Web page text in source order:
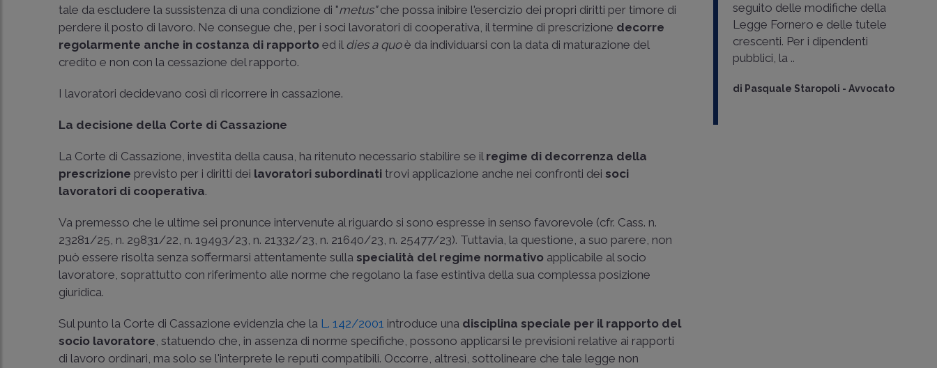
tale da escludere la sussistenza di una condizione di "metus"che possa inibire l'esercizio dei propri diritti per timore di
perdere il posto di lavoro. Ne consegue che, per i soci lavoratori di cooperativa, il termine di prescrizione decorre
regolarmente anche in costanza di rapporto ed il dies a quoè da individuarsi con la data di maturazione del
credito e non con la cessazione del rapporto.
I lavoratori decidevano così di ricorrere in cassazione.
La decisione della Corte di Cassazione
La Corte di Cassazione, investita della causa, ha ritenuto necessario stabilire se il regime di decorrenza della
prescrizione previsto per i diritti dei lavoratori subordinati trovi applicazione anche nei confronti dei soci
lavoratori di cooperativa.
Va premesso che le ultime sei pronunce intervenute al riguardo si sono espresse in senso favorevole (cfr. Cass. n.
23281/25, n. 29831/22, n. 19493/23, n. 21332/23, n. 21640/23, n. 25477/23). Tuttavia, la questione, a suo parere, non
può essere risolta senza soffermarsi attentamente sulla specialità del regime normativo applicabile al socio
lavoratore, soprattutto con riferimento alle norme che regolano la fase estintiva della sua complessa posizione
giuridica.
Sul punto la Corte di Cassazione evidenzia che la L. 142/2001 introduce una disciplina speciale per il rapporto del
socio lavoratore, statuendo che, in assenza di norme specifiche, possono applicarsi le previsioni relative ai rapporti
di lavoro ordinari, ma solo se l'interprete le reputi compatibili. Occorre, altresì, sottolineare che tale legge non
seguito delle modifiche della
Legge Fornero e delle tutele
crescenti. Per i dipendenti
pubblici, la ..
di Pasquale Staropoli - Avvocato